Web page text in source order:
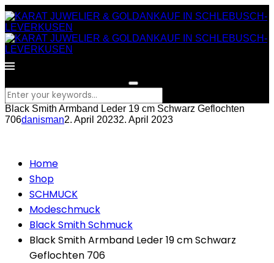
Black Smith Armband Leder 19 cm Schwarz Geflochten
706danisman2. April 20232. April 2023
Home
Shop
SCHMUCK
Modeschmuck
Black Smith Schmuck
Black Smith Armband Leder 19 cm Schwarz
Geflochten 706